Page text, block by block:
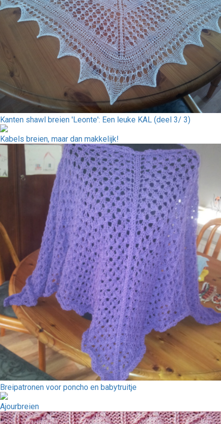
Kanten shawl breien 'Leonte': Een leuke KAL (deel 3/ 3)
Kabels breien, maar dan makkelijk!
Breipatronen voor poncho en babytruitje
Ajourbreien